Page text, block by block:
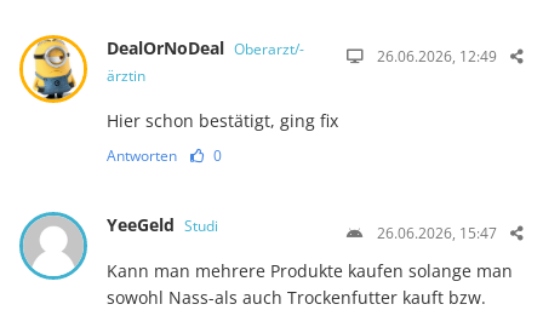
DealOrNoDeal Oberarzt/-
ärztin
26.06.2026, 12:49
Hier schon bestätigt, ging fix
Antworten 0
YeeGeld Studi 26.06.2026, 15:47
Kann man mehrere Produkte kaufen solange man
sowohl Nass-als auch Trockenfutter kauft bzw.